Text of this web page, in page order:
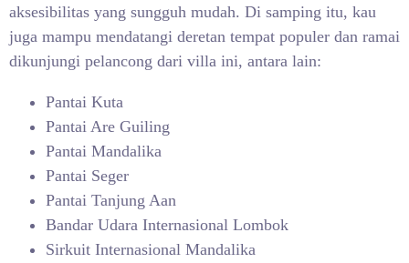
aksesibilitas yang sungguh mudah. Di samping itu, kau
juga mampu mendatangi deretan tempat populer dan ramai
dikunjungi pelancong dari villa ini, antara lain:
Pantai Kuta
Pantai Are Guiling
Pantai Mandalika
Pantai Seger
Pantai Tanjung Aan
Bandar Udara Internasional Lombok
Sirkuit Internasional Mandalika